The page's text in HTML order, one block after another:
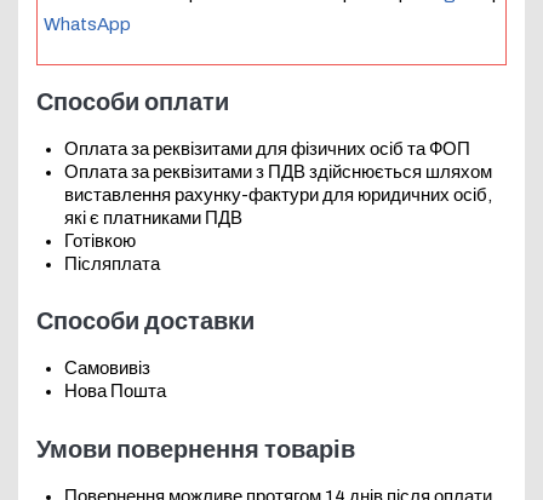
WhatsApp
Способи оплати
Оплата за реквізитами для фізичних осіб та ФОП
Оплата за реквізитами з ПДВ здійснюється шляхом
виставлення рахунку-фактури для юридичних осіб,
які є платниками ПДВ
Готівкою
Післяплата
Способи доставки
Самовивіз
Нова Пошта
Умови повернення товарів
Повернення можливе протягом 14 днів після оплати